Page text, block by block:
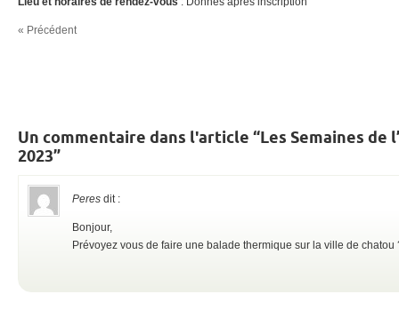
« Précédent
Un commentaire dans l'article “Les Semaines de
2023”
Peres dit :
Bonjour,
Prévoyez vous de faire une balade thermique sur la ville de chatou